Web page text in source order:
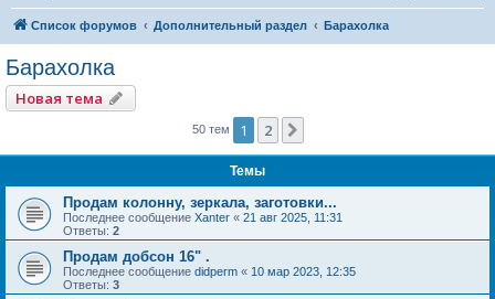
Список форумов Дополнительный раздел Барахолка
Барахолка
Новая тема
50 тем 1 2
Темы
Продам колонну, зеркала, заготовки...
Последнее сообщение Xanter « 21 авг 2025, 11:31
Ответы: 2
Продам добсон 16" .
Последнее сообщение didperm « 10 мар 2023, 12:35
Ответы: 3